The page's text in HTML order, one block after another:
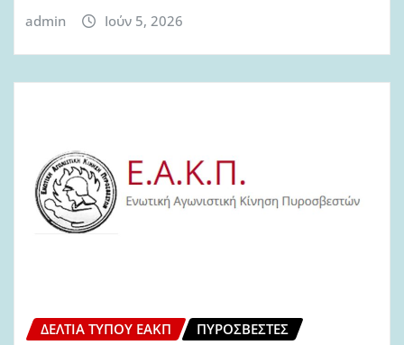
admin Ιούν 5, 2026
ΔΕΛΤΊΑ ΤΎΠΟΥ ΕΑΚΠ ΠΥΡΟΣΒΈΣΤΕΣ